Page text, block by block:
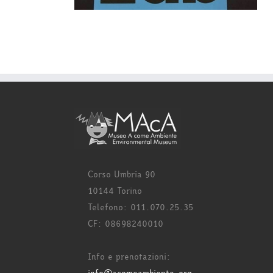
Corso Umbria 90
10144 Torino
Telefono: 011.070.25.35
CF: 08698240010
Info e prenotazioni: